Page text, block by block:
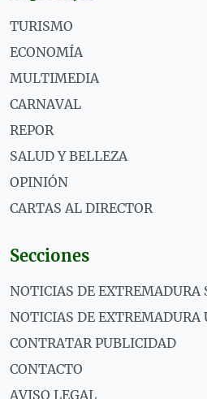
TURISMO
ECONOMÍA
MULTIMEDIA
CARNAVAL
REPOR
SALUD Y BELLEZA
OPINIÓN
CARTAS AL DIRECTOR
Secciones
NOTICIAS DE EXTREMADURA
NOTICIAS DE
CONTRATAR PUBLICIDAD
CONTACTO
AVISO LEGAL